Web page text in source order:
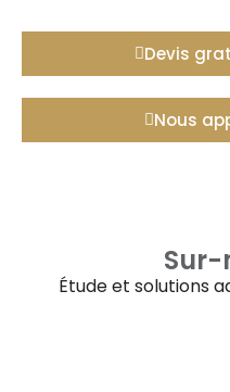
Devis
Nous
Sur-
Étude et solutions